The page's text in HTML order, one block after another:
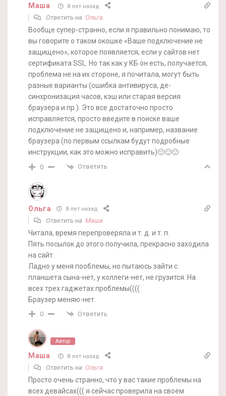
Маша 8 лет назад
Ответить на Ольга
Вообще супер-странно, если я правильно понимаю, то
вы говорите о таком окошке «Ваше подключение не
защищено», которое появляется, если у сайтов нет
сертификата SSL. Но так как у КБ он есть, получается,
проблема не на их стороне, я почитала, могут быть
разные варианты (ошибка антивируса, де-
синхронизация часов, кэш или старая версия
браузера и пр.). Это все достаточно просто
исправляется, просто введите в поиске ваше
подключение не защищено и, например, название
браузера (по первым ссылкам будут подробные
инструкции, как это можно исправить)🙂🙂🙂
0 Ответить
Ольга 8 лет назад
Ответить на Маша
Читала, время перепроверяла и т. д. и т. п.
Пять посылок до этого получила, прекрасно заходила
на сайт.
Ладно у меня пооблемы, но пытаюсь зайти с
планшета сына-нет, у коллеги-нет, не грузится. На
всех трех гаджетах проблемы((((
Браузер меняю-нет.
0 Ответить
Автор
Маша 8 лет назад
Ответить на Ольга
Просто очень странно, что у вас такие проблемы на
всех девайсах((( я сейчас проверила на своем